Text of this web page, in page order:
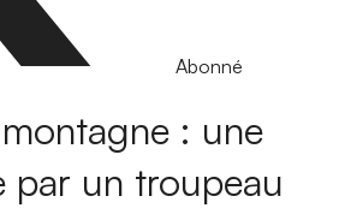
Abonné
: une
par un troupeau